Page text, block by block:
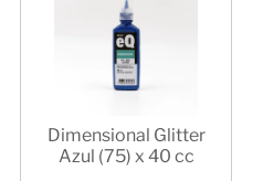
Dimensional Glitter
Azul (75) x 40 cc